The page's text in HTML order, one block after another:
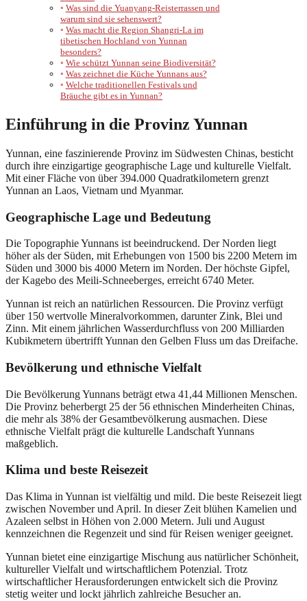
Was sind die Yuanyang-Reisterrassen und
warum sind sie sehenswert?
Was macht die Region Shangri-La im
tibetischen Hochland von Yunnan
besonders?
Wie schützt Yunnan seine Biodiversität?
Was zeichnet die Küche Yunnans aus?
Welche traditionellen Festivals und
Bräuche gibt es in Yunnan?
Einführung in die Provinz Yunnan
Yunnan, eine faszinierende Provinz im Südwesten Chinas, besticht
durch ihre einzigartige geographische Lage und kulturelle Vielfalt.
Mit einer Fläche von über 394.000 Quadratkilometern grenzt
Yunnan an Laos, Vietnam und Myanmar.
Geographische Lage und Bedeutung
Die Topographie Yunnans ist beeindruckend. Der Norden liegt
höher als der Süden, mit Erhebungen von 1500 bis 2200 Metern im
Süden und 3000 bis 4000 Metern im Norden. Der höchste Gipfel,
der Kagebo des Meili-Schneeberges, erreicht 6740 Meter.
Yunnan ist reich an natürlichen Ressourcen. Die Provinz verfügt
über 150 wertvolle Mineralvorkommen, darunter Zink, Blei und
Zinn. Mit einem jährlichen Wasserdurchfluss von 200 Milliarden
Kubikmetern übertrifft Yunnan den Gelben Fluss um das Dreifache.
Bevölkerung und ethnische Vielfalt
Die Bevölkerung Yunnans beträgt etwa 41,44 Millionen Menschen.
Die Provinz beherbergt 25 der 56 ethnischen Minderheiten Chinas,
die mehr als 38% der Gesamtbevölkerung ausmachen. Diese
ethnische Vielfalt prägt die kulturelle Landschaft Yunnans
maßgeblich.
Klima und beste Reisezeit
Das Klima in Yunnan ist vielfältig und mild. Die beste Reisezeit liegt
zwischen November und April. In dieser Zeit blühen Kamelien und
Azaleen selbst in Höhen von 2.000 Metern. Juli und August
kennzeichnen die Regenzeit und sind für Reisen weniger geeignet.
Yunnan bietet eine einzigartige Mischung aus natürlicher Schönheit,
kultureller Vielfalt und wirtschaftlichem Potenzial. Trotz
wirtschaftlicher Herausforderungen entwickelt sich die Provinz
stetig weiter und lockt jährlich zahlreiche Besucher an.